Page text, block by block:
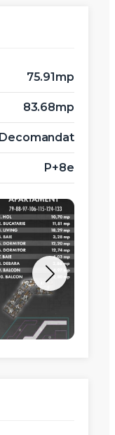
75.91mp
83.68mp
Decomandat
P+8e